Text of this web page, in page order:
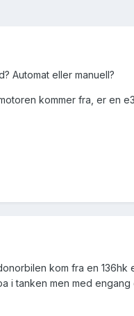
Automat eller manuell?
kommer fra, er en
kom fra en
i tanken men med